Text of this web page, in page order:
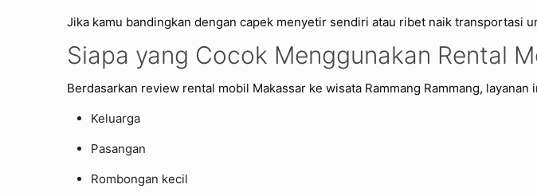
Jika kamu bandingkan dengan capek menyetir sendiri atau ribet naik transportasi
Siapa yang Cocok Menggunakan Rental
Berdasarkan review rental mobil Makassar ke wisata Rammang Rammang, layanan
Keluarga
Pasangan
Rombongan kecil